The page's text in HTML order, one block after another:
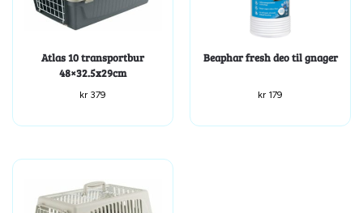
Atlas 10 transportbur
48×32.5x29cm
kr 379
Beaphar fresh deo til gnager
kr 179